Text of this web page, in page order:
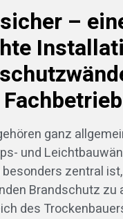
–
ganz
und
zentral
Brandschutz zu
des